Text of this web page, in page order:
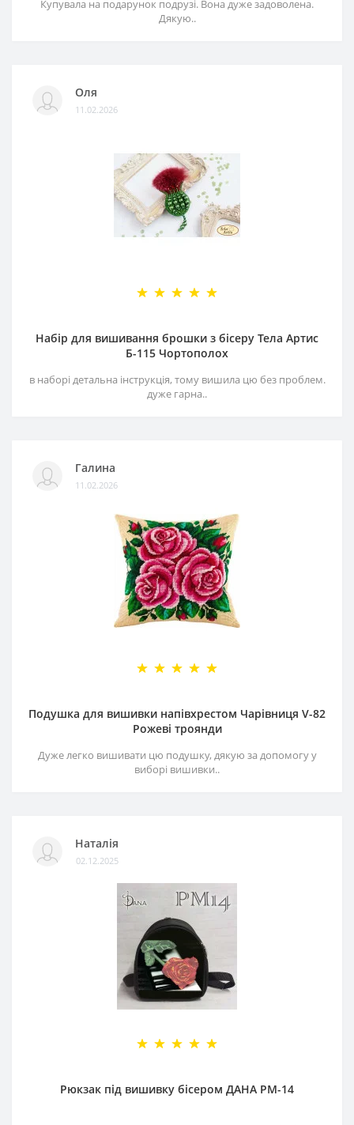
Купувала на подарунок подрузі. Вона дуже задоволена.
Дякую..
Оля
11.02.2026
Набір для вишивання брошки з бісеру Тела Артис
Б-115 Чортополох
в наборі детальна інструкція, тому вишила цю без проблем.
дуже гарна..
Галина
11.02.2026
Подушка для вишивки напівхрестом Чарівниця V-82
Рожеві троянди
Дуже легко вишивати цю подушку, дякую за допомогу у
виборі вишивки..
Наталія
02.12.2025
Рюкзак під вишивку бісером ДАНА РМ-14